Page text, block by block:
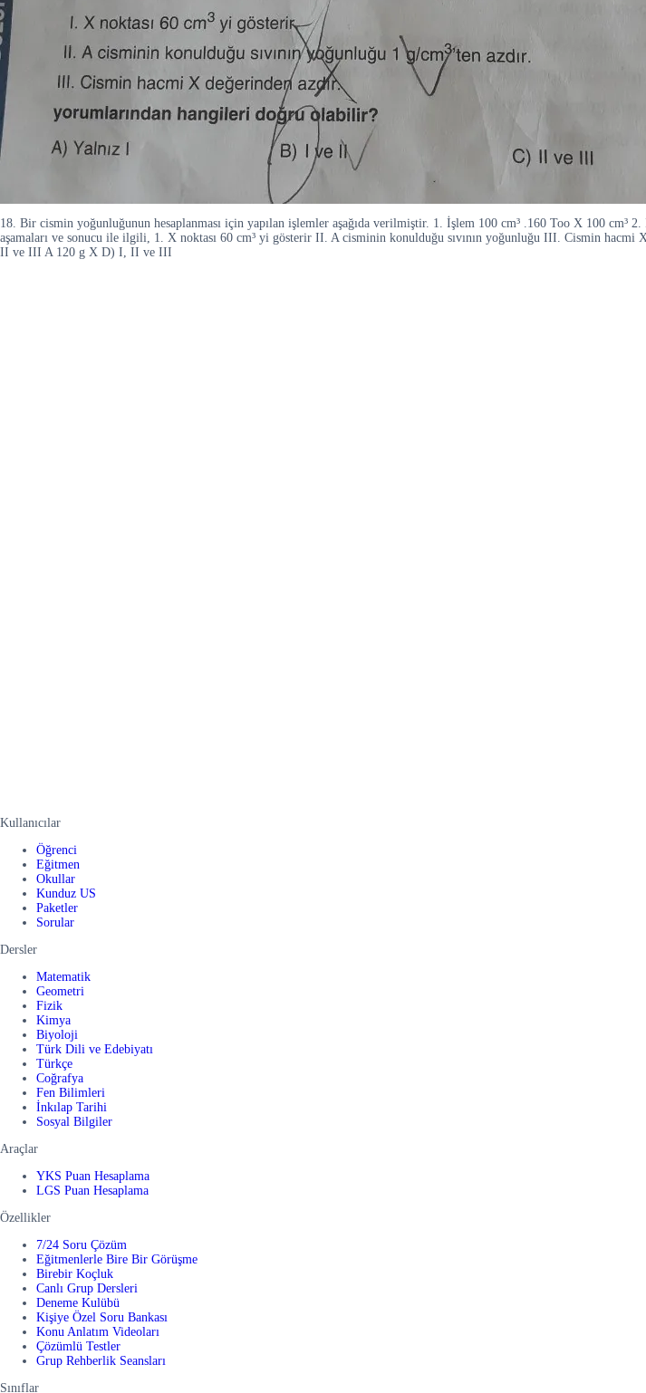
18. Bir cismin yoğunluğunun hesaplanması için yapılan işlemler aşağıda verilmiştir. 1. İşlem 100 cm³ .160 Too X 100
aşamaları ve sonucu ile ilgili, 1. X noktası 60 cm³ yi gösterir II. A cisminin konulduğu sıvının yoğunluğu III. Cismin
II ve III A 120 g X D) I, II ve III
Kullanıcılar
Öğrenci
Eğitmen
Okullar
Kunduz US
Paketler
Sorular
Dersler
Matematik
Geometri
Fizik
Kimya
Biyoloji
Türk Dili ve Edebiyatı
Türkçe
Coğrafya
Fen Bilimleri
İnkılap Tarihi
Sosyal Bilgiler
Araçlar
YKS Puan Hesaplama
LGS Puan Hesaplama
Özellikler
7/24 Soru Çözüm
Eğitmenlerle Bire Bir Görüşme
Birebir Koçluk
Canlı Grup Dersleri
Deneme Kulübü
Kişiye Özel Soru Bankası
Konu Anlatım Videoları
Çözümlü Testler
Grup Rehberlik Seansları
Sınıflar